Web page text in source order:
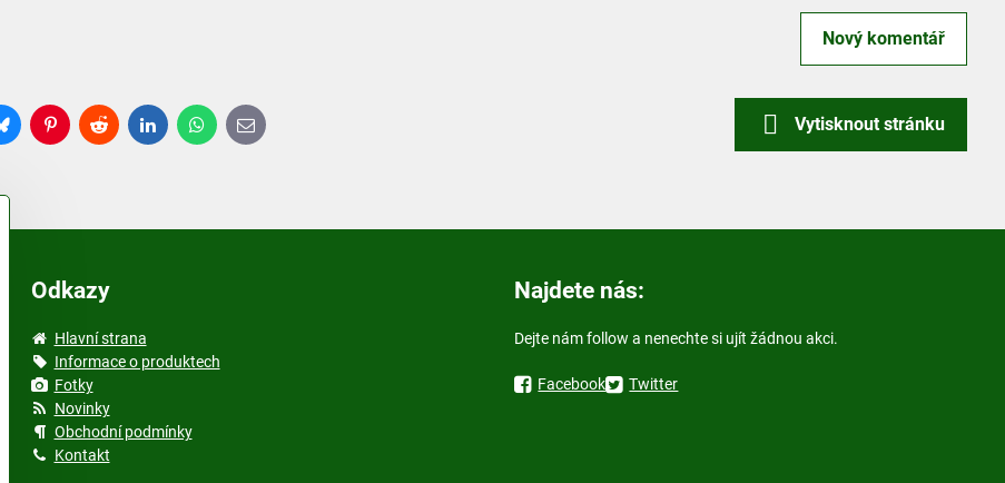
Nový komentář
BlueskyPinterestRedditLinkedInWhatsApp
E-
mail
Vytisknout stránku
Odkazy
Hlavní strana
Informace o produktech
Fotky
Novinky
Obchodní podmínky
Kontakt
Najdete nás:
Dejte nám follow a nenechte si ujít žádnou akci.
Facebook Twitter